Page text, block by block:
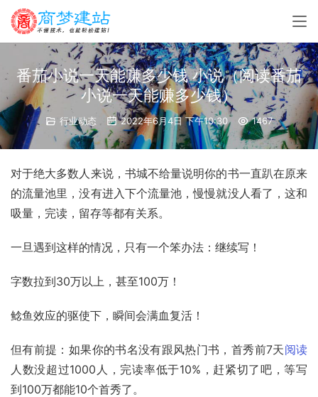
番茄小说一天能赚多少钱 小说（阅读番茄
小说一天能赚多少钱）
行业动态 2022年6月4日 下午10:30 1467
对于绝大多数人来说，书城不给量说明你的书一直趴在原来
的流量池里，没有进入下个流量池，慢慢就没人看了，这和
吸量，完读，留存等都有关系。
一旦遇到这样的情况，只有一个笨办法：继续写！
字数拉到30万以上，甚至100万！
鲶鱼效应的驱使下，瞬间会满血复活！
但有前提：如果你的书名没有跟风热门书，首秀前7天阅读
人数没超过1000人，完读率低于10%，赶紧切了吧，等写
到100万都能10个首秀了。